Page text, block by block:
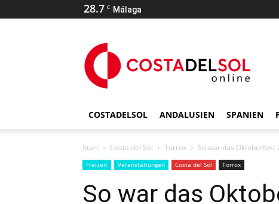
28.7 C Málaga
COSTADELSOL ANDALUSIEN SPANIEN
Start Costa del Sol Torrox So war das Oktoberfest
Freizeit Veranstaltungen Costa del Sol Torrox
So war das